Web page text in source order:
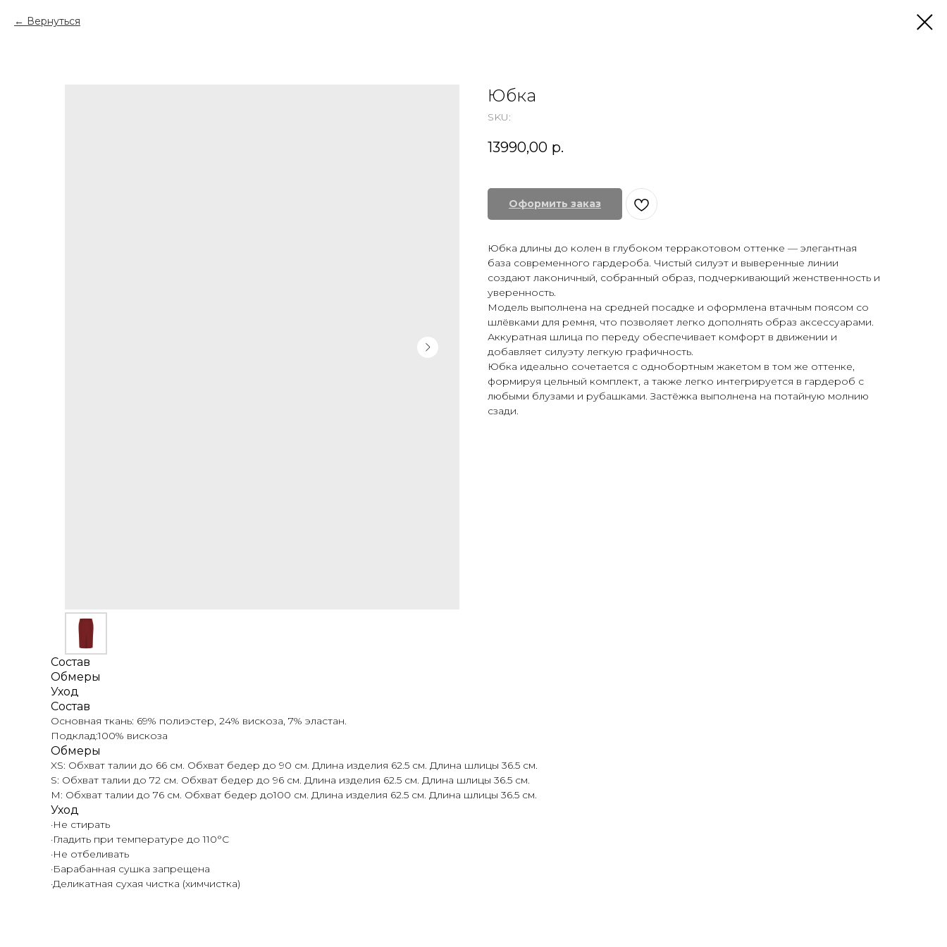
Вернуться
Юбка
SKU:
13990,00 р.
Оформить заказ
Юбка длины до колен в глубоком терракотовом оттенке — элегантная
база современного гардероба. Чистый силуэт и выверенные линии
создают лаконичный, собранный образ, подчеркивающий женственность и
уверенность.
Модель выполнена на средней посадке и оформлена втачным поясом со
шлёвками для ремня, что позволяет легко дополнять образ аксессуарами.
Аккуратная шлица по переду обеспечивает комфорт в движении и
добавляет силуэту легкую графичность.
Юбка идеально сочетается с однобортным жакетом в том же оттенке,
формируя цельный комплект, а также легко интегрируется в гардероб с
любыми блузами и рубашками. Застёжка выполнена на потайную молнию
сзади.
Состав
Обмеры
Уход
Состав
Основная ткань: 69% полиэстер, 24% вискоза, 7% эластан.
Подклад:100% вискоза
Обмеры
XS: Обхват талии до 66 см. Обхват бедер до 90 см. Длина изделия 62.5 см. Длина шлицы 36.5 см.
S: Обхват талии до 72 см. Обхват бедер до 96 см. Длина изделия 62.5 см. Длина шлицы 36.5 см.
M: Обхват талии до 76 см. Обхват бедер до100 см. Длина изделия 62.5 см. Длина шлицы 36.5 см.
Уход
·Не стирать
·Гладить при температуре до 110°C
·Не отбеливать
·Барабанная сушка запрещена
·Деликатная сухая чистка (химчистка)